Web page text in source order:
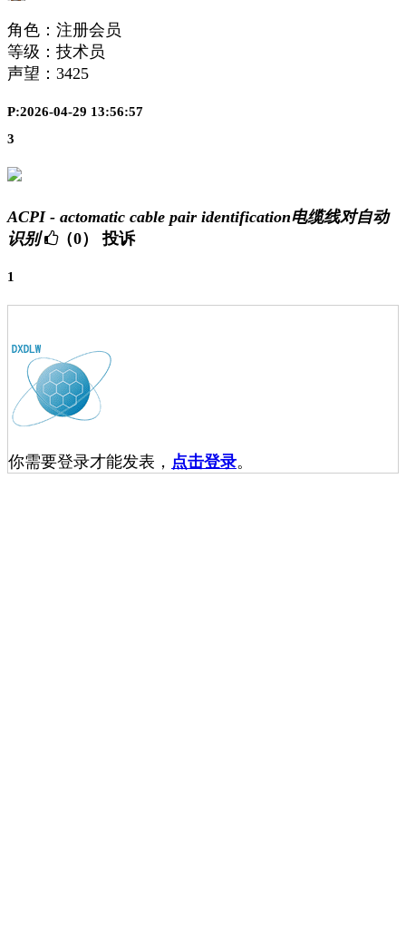
角色：注册会员
等级：技术员
声望： 3425
P:2026-04-29 13:56:57
3
ACPI - actomatic cable pair identification电缆线对自动
识别
（0） 投诉
1
你需要登录才能发表， 点击登录。